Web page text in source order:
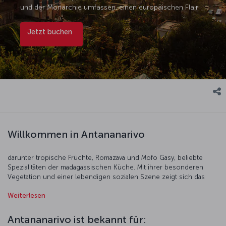
und der Monarchie umfassen, einen europäischen Flair.
Jetzt buchen
Willkommen in Antananarivo
darunter tropische Früchte, Romazava und Mofo Gasy, beliebte
Spezialitäten der madagassischen Küche. Mit ihrer besonderen
Vegetation und einer lebendigen sozialen Szene zeigt sich das
Palast und in den gepflasterten Straßen mit Spuren der
der Königshügel von Ambohimanga, eine UNESCO-Welterbestätte
Weiterlesen
Antananarivo ist bekannt für: